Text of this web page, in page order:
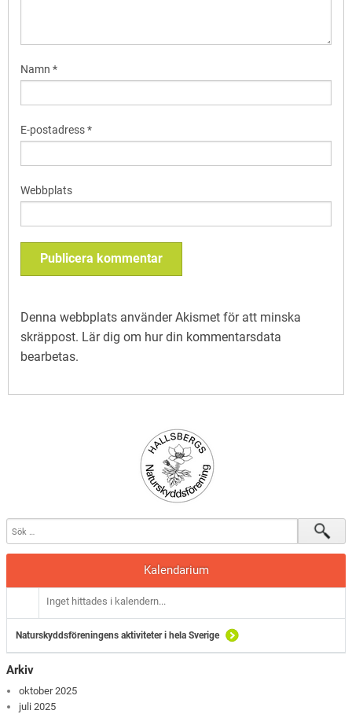
Namn *
E-postadress*
Webbplats
Denna webbplats använder Akismet för att minska
skräppost. Lär dig om hur din kommentarsdata
bearbetas.
Kalendarium
Inget hittades i kalendern...
Naturskyddsföreningens aktiviteter i hela Sverige
Arkiv
oktober 2025
juli 2025